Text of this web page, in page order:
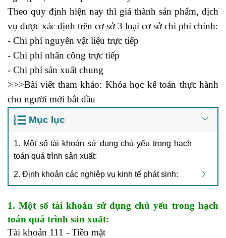
Theo quy định hiện nay thì giá thành sản phẩm, dịch
vụ được xác định trên cơ sở 3 loại cơ sở chi phí chính:
- Chi phí nguyên vật liệu trực tiếp
- Chi phí nhân công trực tiếp
- Chi phí sản xuất chung
>>>Bài viết tham khảo: Khóa học kế toán thực hành
cho người mới bắt đầu
Mục lục
1. Một số tài khoản sử dụng chủ yếu trong hạch
toán quá trình sản xuất:
2. Định khoản các nghiệp vụ kinh tế phát sinh:
1. Một số tài khoản sử dụng chủ yếu trong hạch
toán quá trình sản xuất:
Tài khoản 111 - Tiền mặt